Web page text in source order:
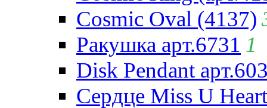
Cosmic Oval (4137)
Ракушка арт.6731 1
Disk Pendant
Сердце Miss U